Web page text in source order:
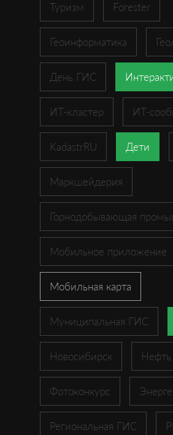
Туризм Forester
Геоинформатика
День ГИС
ИТ-кластер ИТ-
KadastrRU Дети
Маркшейдерия
Горнодобывающая
Мобильное приложение
Мобильная карта
Муниципальная ГИС
Новосибирск Нефть
Фотоконкурс
Региональная ГИС